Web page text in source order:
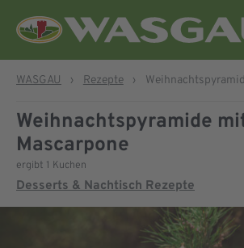
WASGAU › Rezepte ›
Weihnachtspyramide
Mascarpone
ergibt 1 Kuchen
Desserts & Nachtisch Rezepte